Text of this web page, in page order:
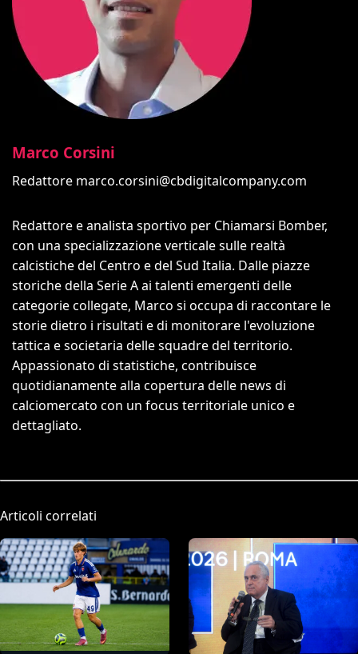
Marco Corsini
Redattore marco.corsini@cbdigitalcompany.com
Redattore e analista sportivo per Chiamarsi Bomber,
con una specializzazione verticale sulle realtà
calcistiche del Centro e del Sud Italia. Dalle piazze
storiche della Serie A ai talenti emergenti delle
categorie collegate, Marco si occupa di raccontare le
storie dietro i risultati e di monitorare l'evoluzione
tattica e societaria delle squadre del territorio.
Appassionato di statistiche, contribuisce
quotidianamente alla copertura delle news di
calciomercato con un focus territoriale unico e
dettagliato.
Articoli correlati